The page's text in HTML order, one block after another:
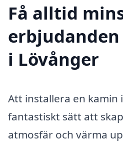
Få alltid
i Lövånger
Att installera en kamin
fantastiskt sätt att
atmosfär och värma